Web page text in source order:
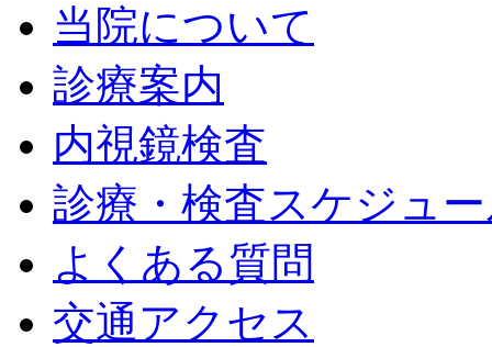
当院について
診療案内
内視鏡検査
診療・検査スケジュ
よくある質問
交通アクセス